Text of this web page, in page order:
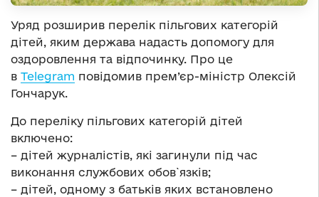
Уряд розширив перелік пільгових категорій
дітей, яким держава надасть допомогу для
оздоровлення та відпочинку. Про це
в Telegram повідомив прем’єр-міністр Олексій
Гончарук.
До переліку пільгових категорій дітей
включено:
– дітей журналістів, які загинули під час
виконання службових обов`язків;
– дітей, одному з батьків яких встановлено